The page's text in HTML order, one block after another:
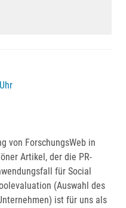
von ForschungsWeb in
Artikel, der die PR-
für Social
(Auswahl des
ist für uns als